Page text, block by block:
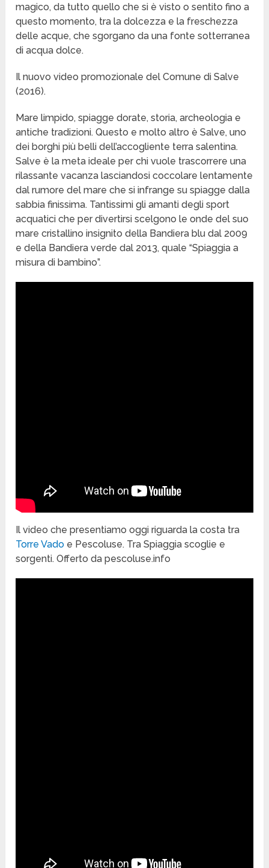
magico, da tutto quello che si è visto o sentito fino a
questo momento, tra la dolcezza e la freschezza
delle acque, che sgorgano da una fonte sotterranea
di acqua dolce.
Il nuovo video promozionale del Comune di Salve
(2016).
Mare limpido, spiagge dorate, storia, archeologia e
antiche tradizioni. Questo e molto altro è Salve, uno
dei borghi più belli dell’accogliente terra salentina.
Salve è la meta ideale per chi vuole trascorrere una
rilassante vacanza lasciandosi coccolare lentamente
dal rumore del mare che si infrange su spiagge dalla
sabbia finissima. Tantissimi gli amanti degli sport
acquatici che per divertirsi scelgono le onde del suo
mare cristallino insignito della Bandiera blu dal 2009
e della Bandiera verde dal 2013, quale “Spiaggia a
misura di bambino”.
Il video che presentiamo oggi riguarda la costa tra
Torre Vado e Pescoluse. Tra Spiaggia scoglie e
sorgenti. Offerto da pescoluse.info